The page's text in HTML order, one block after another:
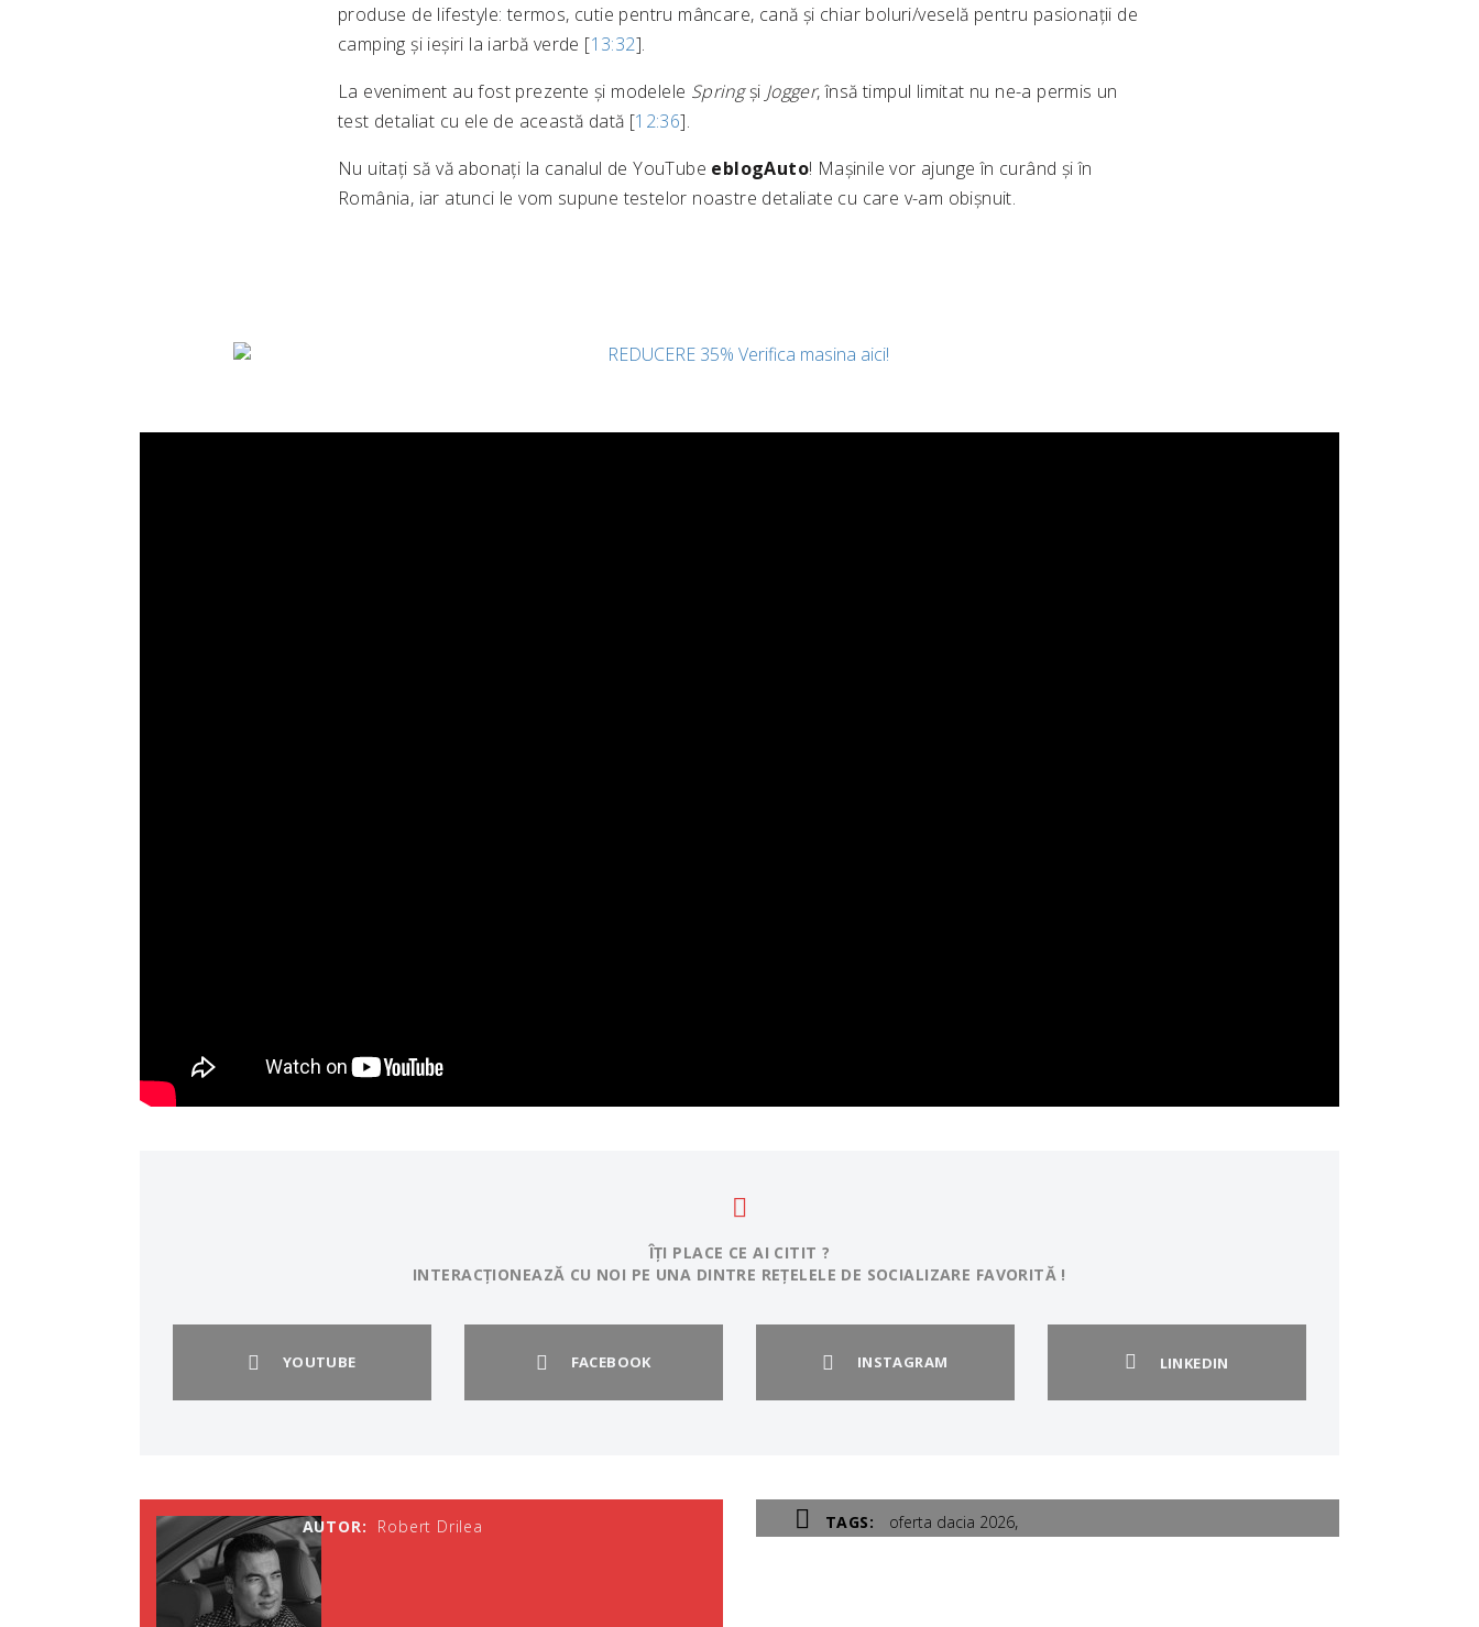
produse de lifestyle: termos, cutie pentru mâncare, cană și chiar boluri/veselă pentru pasionații de
camping și ieșiri la iarbă verde [13:32].
La eveniment au fost prezente și modelele Springși Jogger, însă timpul limitat nu ne-a permis un
test detaliat cu ele de această dată [12:36].
Nu uitați să vă abonați la canalul de YouTube eblogAuto! Mașinile vor ajunge în curând și în
România, iar atunci le vom supune testelor noastre detaliate cu care v-am obișnuit.
ÎȚI PLACE CE AI CITIT ?
INTERACȚIONEAZĂ CU NOI PE UNA DINTRE REȚELELE DE SOCIALIZARE FAVORITĂ !
YOUTUBE FACEBOOK INSTAGRAM LINKEDIN
AUTOR: Robert Drilea TAGS: oferta dacia 2026,